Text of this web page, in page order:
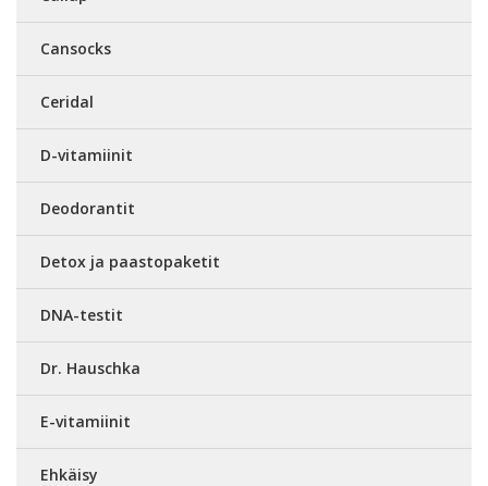
Cansocks
Ceridal
D-vitamiinit
Deodorantit
Detox ja paastopaketit
DNA-testit
Dr. Hauschka
E-vitamiinit
Ehkäisy